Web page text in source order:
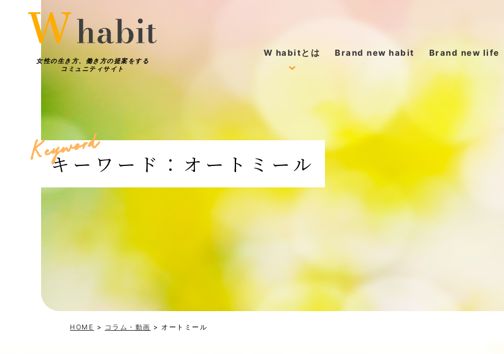
女性の生き方、働き方の提案をする
コミュニティサイト
W habitとは
働き方を変えた人たち
輝く女性からのメッセージ
Brand new habit Brand new life
Keyword
キーワード：オートミール
HOME > コラム・動画 > オートミール